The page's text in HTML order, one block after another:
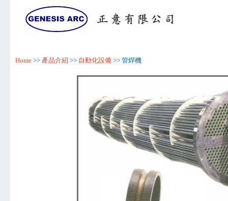
Home >> 產品介紹 >> 自動化設備 >> 管焊機